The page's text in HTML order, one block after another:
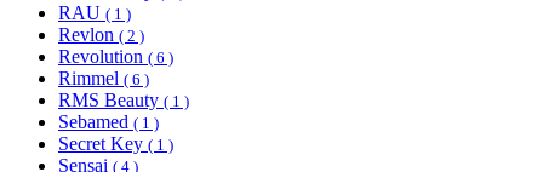
RAU ( 1 )
Revlon ( 2 )
Revolution ( 6 )
Rimmel ( 6 )
RMS Beauty ( 1 )
Sebamed ( 1 )
Secret Key ( 1 )
Sensai ( 4 )